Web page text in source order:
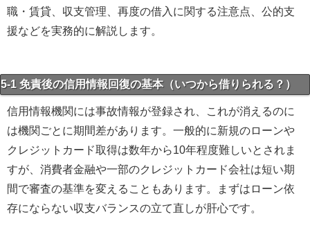
職・賃貸、収支管理、再度の借入に関する注意点、公的支
援などを実務的に解説します。
5-1 免責後の信用情報回復の基本（いつから借りられる？）
信用情報機関には事故情報が登録され、これが消えるのに
は機関ごとに期間差があります。一般的に新規のローンや
クレジットカード取得は数年から10年程度難しいとされま
すが、消費者金融や一部のクレジットカード会社は短い期
間で審査の基準を変えることもあります。まずはローン依
存にならない収支バランスの立て直しが肝心です。